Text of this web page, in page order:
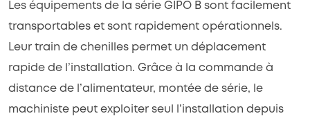
Les équipements de la série GIPO B sont facilement
transportables et sont rapidement opérationnels.
Leur train de chenilles permet un déplacement
rapide de l’installation. Grâce à la commande à
distance de l’alimentateur, montée de série, le
machiniste peut exploiter seul l’installation depuis